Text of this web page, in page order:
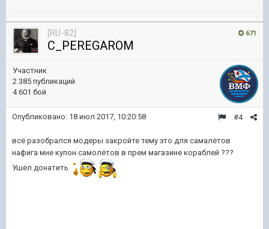
671
[RU-82]
C_PEREGAROM
Участник
2 385 публикаций
4 601 бой
#4
Опубликовано: 18 июл 2017, 10:20:58
всё разобрался модеры закройте тему это для самалётов
нафига мне купон самолётов в прем магазине кораблей ???
Ушёл донатить